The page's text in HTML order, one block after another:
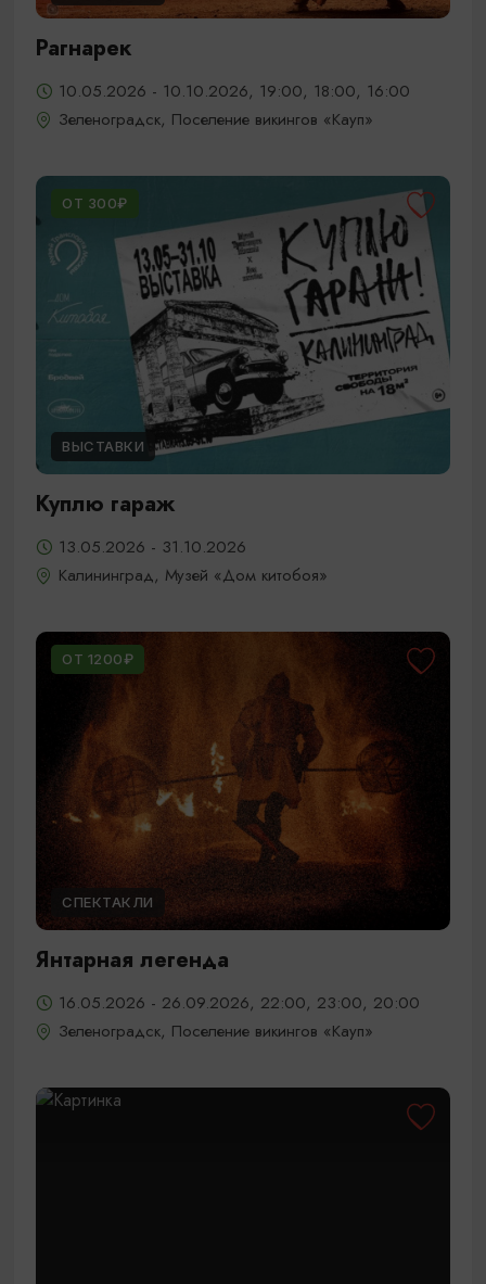
Рагнарек
10.05.2026 - 10.10.2026, 19:00, 18:00, 16:00
Зеленоградск, Поселение викингов «Кауп»
ОТ 300₽
ВЫСТАВКИ
Куплю гараж
13.05.2026 - 31.10.2026
Калининград, Музей «Дом китобоя»
ОТ 1200₽
СПЕКТАКЛИ
Янтарная легенда
16.05.2026 - 26.09.2026, 22:00, 23:00, 20:00
Зеленоградск, Поселение викингов «Кауп»